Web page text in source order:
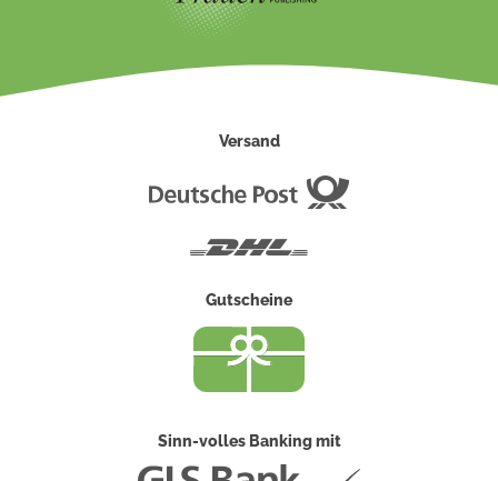
Versand
Gutscheine
Sinn-volles Banking mit